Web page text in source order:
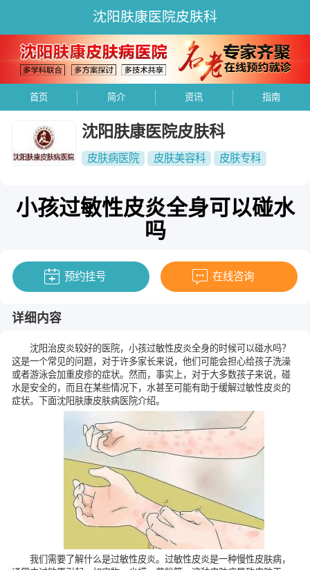
沈阳肤康医院皮肤科
首页 简介 资讯 指南
沈阳肤康医院皮肤科
皮肤病医院 皮肤美容科 皮肤专科
小孩过敏性皮炎全身可以碰水
吗
预约挂号 在线咨询
详细内容
沈阳治皮炎较好的医院，小孩过敏性皮炎全身的时候可以碰水吗？
这是一个常见的问题，对于许多家长来说，他们可能会担心给孩子洗澡
或者游泳会加重皮疹的症状。然而，事实上，对于大多数孩子来说，碰
水是安全的，而且在某些情况下，水甚至可能有助于缓解过敏性皮炎的
症状。下面沈阳肤康皮肤病医院介绍。
我们需要了解什么是过敏性皮炎。过敏性皮炎是一种慢性皮肤病，